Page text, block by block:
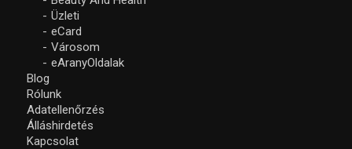
Üzleti
eCard
Városom
eAranyOldalak
Blog
Rólunk
Adatellenőrzés
Álláshirdetés
Kapcsolat